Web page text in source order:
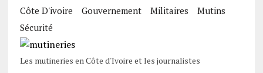
Côte D'ivoire
Gouvernement Militaires
Mutins
Sécurité
Les mutineries en Côte d'Ivoire et les journalistes